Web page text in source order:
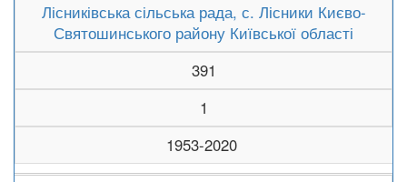
Лісниківська сільська рада, с. Лісники Києво-
Святошинського району Київської області
391
1
1953-2020